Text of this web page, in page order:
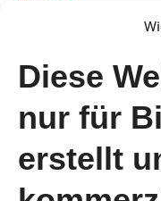
Diese
nur für
erstellt
Januar 2024
August 2023
Juli 2023
Juni 2023